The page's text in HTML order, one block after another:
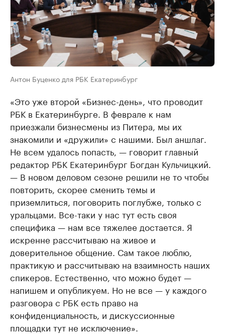
Антон Буценко для РБК Екатеринбург
«Это уже второй «Бизнес-день», что проводит
РБК в Екатеринбурге. В феврале к нам
приезжали бизнесмены из Питера, мы их
знакомили и «дружили» с нашими. Был аншлаг.
Не всем удалось попасть, — говорит главный
редактор РБК Екатеринбург Богдан Кульчицкий.
— В новом деловом сезоне решили не то чтобы
повторить, скорее сменить темы и
приземлиться, поговорить поглубже, только с
уральцами. Все-таки у нас тут есть своя
специфика — нам все тяжелее достается. Я
искренне рассчитываю на живое и
доверительное общение. Сам такое люблю,
практикую и рассчитываю на взаимность наших
спикеров. Естественно, что можно будет —
напишем и опубликуем. Но не все — у каждого
разговора с РБК есть право на
конфиденциальность, и дискуссионные
площадки тут не исключение».